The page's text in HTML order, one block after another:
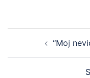
navigation
“Moj